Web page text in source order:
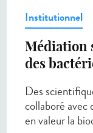
Institutionnel
Médiation
des
Des
collaboré
en valeur la